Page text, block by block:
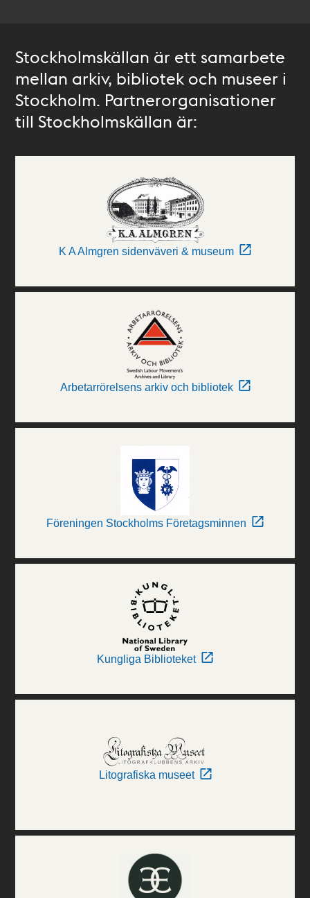
Stockholmskällan är ett samarbete
mellan arkiv, bibliotek och museer i
Stockholm. Partnerorganisationer
till Stockholmskällan är:
K A Almgren sidenväveri & museum
Arbetarrörelsens arkiv och bibliotek
Föreningen Stockholms Företagsminnen
Kungliga Biblioteket
Litografiska museet